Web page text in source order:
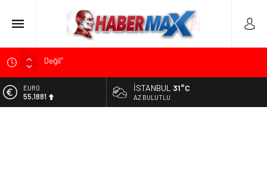
Soner Çiçekli’den Çekmeköy Meclisi’nde Eleştiri: “Enerjimizi
Edremit’te Kaymakam Ahmet Odabaş’a Duygu Dolu Veda
ALTIN
6.660,55
İSTANBUL 31°C
AZ BULUTLU